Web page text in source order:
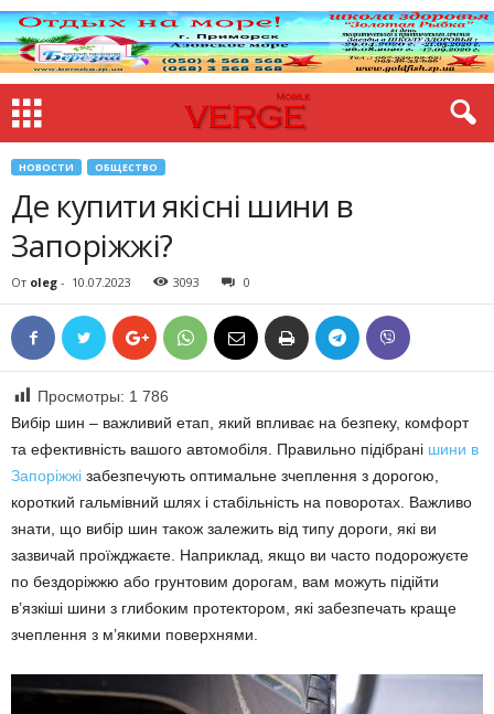
НОВОСТИ ОБЩЕСТВО
Де купити якісні шини в
Запоріжжі?
От oleg - 10.07.2023 3093 0
Просмотры: 1 786
Вибір шин – важливий етап, який впливає на безпеку, комфорт
та ефективність вашого автомобіля. Правильно підібрані шини в
Запоріжжі забезпечують оптимальне зчеплення з дорогою,
короткий гальмівний шлях і стабільність на поворотах. Важливо
знати, що вибір шин також залежить від типу дороги, які ви
зазвичай проїжджаєте. Наприклад, якщо ви часто подорожуєте
по бездоріжжю або грунтовим дорогам, вам можуть підійти
в’язкіші шини з глибоким протектором, які забезпечать краще
зчеплення з м’якими поверхнями.